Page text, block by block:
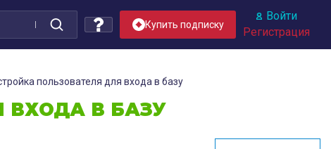
Купить подписку
Войти
Регистрация
пользователя для входа в базу
ВХОДА В БАЗУ